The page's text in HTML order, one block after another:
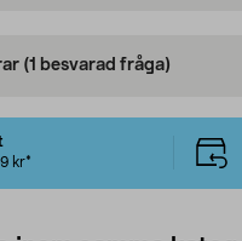
(1 besvarad fråga)
kr*